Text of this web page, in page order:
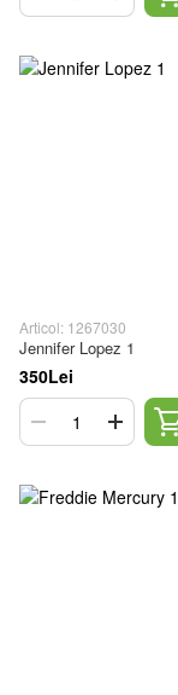
Articol: 1267030
Jennifer Lopez 1
350Lei